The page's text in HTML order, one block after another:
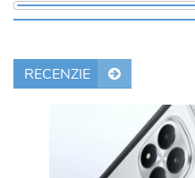
RECENZIE